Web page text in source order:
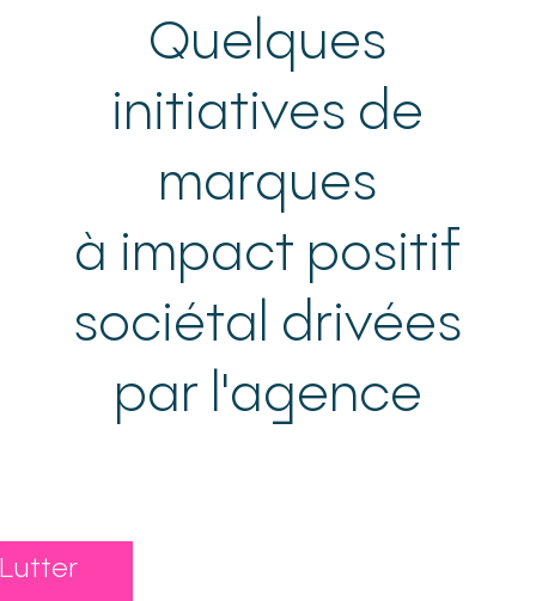
Quelques
initiatives de
marques
à impact positif
sociétal drivées
par l'agence